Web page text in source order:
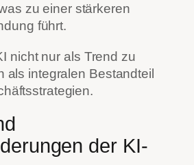
zu einer stärkeren
führt.
nicht nur als Trend zu
als integralen Bestandteil
der KI-